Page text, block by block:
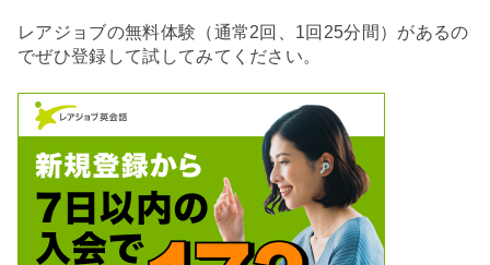
レアジョブの無料体験（通常2回、1回25分間）があるの
でぜひ登録して試してみてください。